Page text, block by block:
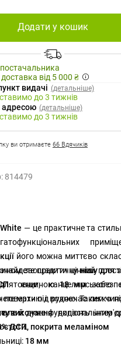
Додати у кошик
від 5 000 ₴
видачі (детальніше)
до 3 тижнів
адресою (детальніше)
до 3 тижнів
ви отримаєте 66 Вдячиків
814479
— це практичне та
його можна миттєво
заощадити цінний
товщиною18 мм
і водночас легко
виконаннядодасть
практичнунішу для
книг, канцелярського
мати під рукою. Таким
але й дуже функціональним
ДСП, покрита меламіном
18 мм